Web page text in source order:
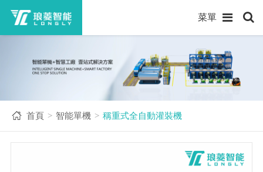
菜單
首頁 > 智能單機 > 稱重式全自動灌裝機